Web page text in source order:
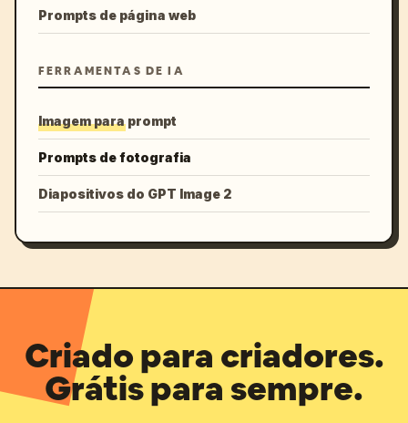
Prompts de página web
FERRAMENTAS DE IA
Imagem para prompt
Prompts de fotografia
Diapositivos do GPT Image 2
Criado para criadores.
Grátis para sempre.